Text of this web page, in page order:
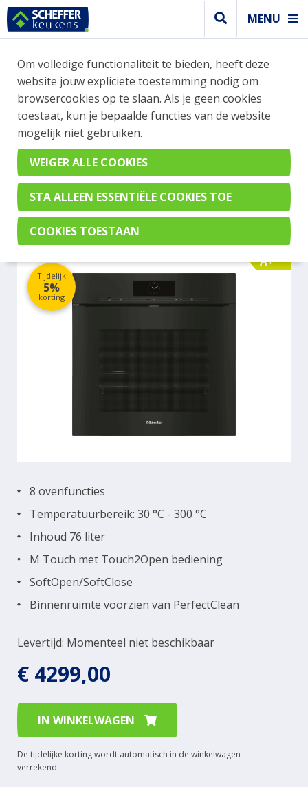
MENU
WEBSHOP BESTELLINGEN
Je kan tijdelijk geen bestelling plaatsen. Wil je je
vast oriënteren? Vergelijk eenvoudig apparaten
en merken met elkaar. Klik hier voor meer
informatie.
Oven
MIELE H7860BPXOBSW
Tijdelijk
5%
korting
A+
Levertijd: Momenteel niet beschikbaar
8 ovenfuncties
Temperatuurbereik: 30 °C - 300 °C
Inhoud 76 liter
M Touch met Touch2Open bediening
SoftOpen/SoftClose
Binnenruimte voorzien van PerfectClean
€ 4299,00
IN WINKELWAGEN
De tijdelijke korting wordt automatisch in de winkelwagen
verrekend
Om volledige functionaliteit te bieden, heeft deze
website jouw expliciete toestemming nodig om
browsercookies op te slaan. Als je geen cookies
toestaat, kun je bepaalde functies van de website
mogelijk niet gebruiken.